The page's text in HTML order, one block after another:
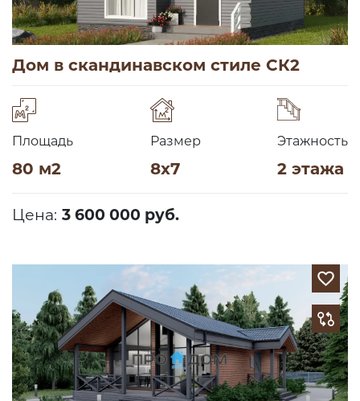
Дом в скандинавском стиле СК2
Площадь
80 м2
Размер
8х7
Этажность
2 этажа
Цена: 3 600 000 руб.